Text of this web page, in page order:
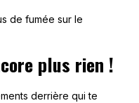
de fumée sur le
plus rien !
derrière qui te